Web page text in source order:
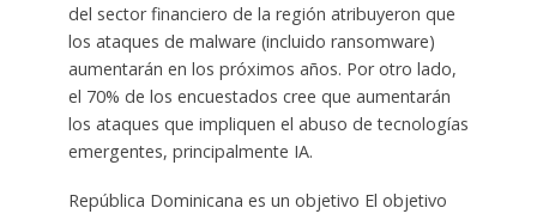
del sector financiero de la región atribuyeron que
los ataques de malware (incluido ransomware)
aumentarán en los próximos años. Por otro lado,
el 70% de los encuestados cree que aumentarán
los ataques que impliquen el abuso de tecnologías
emergentes, principalmente IA.
República Dominicana es un objetivo El objetivo